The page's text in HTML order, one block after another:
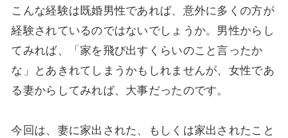
こんな経験は既婚男性であれば、意外に多くの方が
経験されているのではないでしょうか。男性からし
てみれば、「家を飛び出すくらいのこと言ったか
な」とあきれてしまうかもしれませんが、女性であ
る妻からしてみれば、大事だったのです。
今回は、妻に家出された、もしくは家出されたこと